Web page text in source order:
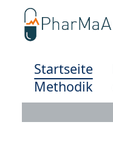
Startseite
Methodik